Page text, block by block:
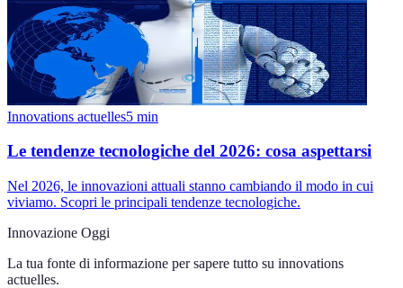
Innovations actuelles5 min
Le tendenze tecnologiche del 2026: cosa aspettarsi
Nel 2026, le innovazioni attuali stanno cambiando il modo in cui
viviamo. Scopri le principali tendenze tecnologiche.
Innovazione Oggi
La tua fonte di informazione per sapere tutto su innovations
actuelles.